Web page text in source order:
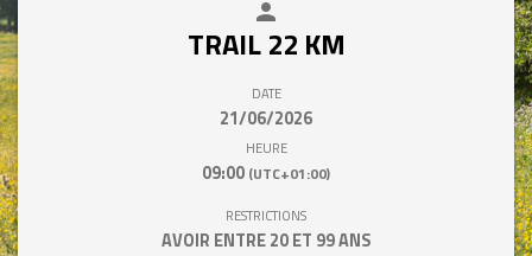
person
TRAIL 22 KM
DATE
21/06/2026
HEURE
09:00 (UTC+01:00)
RESTRICTIONS
AVOIR ENTRE 20 ET 99 ANS